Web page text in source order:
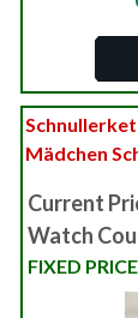
Mädchen
Current
Watch
FIXED